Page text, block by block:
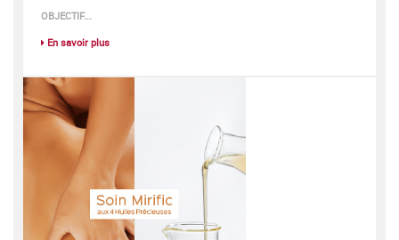
OBJECTIF...
En savoir plus